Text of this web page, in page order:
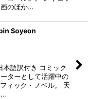
のほか…
Soyeon
語訳付き コミック
ターとして活躍中の
ィック・ノベル。 天
…